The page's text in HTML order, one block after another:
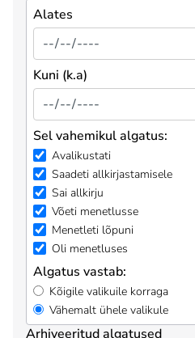
Alates
Kuni (k.a)
Sel vahemikul algatus:
Avalikustati
Saadeti allkirjastamisele
Sai allkirju
Võeti menetlusse
Menetleti lõpuni
Oli menetluses
Algatus vastab:
Kõigile valikuile korraga
Vähemalt ühele valikule
Arhiveeritud algatused